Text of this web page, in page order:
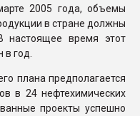
2005 года, объемы
в стране должны
настоящее время этот
в год.
плана предполагается
в 24 нефтехимических
проекты успешно